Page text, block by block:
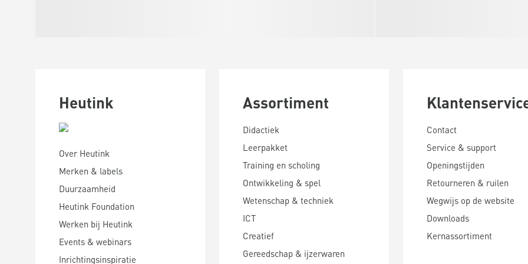
Heutink
Over Heutink
Merken & labels
Duurzaamheid
Heutink Foundation
Werken bij Heutink
Events & webinars
Inrichtingsinspiratie
Assortiment
Didactiek
Leerpakket
Training en scholing
Ontwikkeling & spel
Wetenschap & techniek
ICT
Creatief
Gereedschap & ijzerwaren
Contact
Service & support
Openingstijden
Retourneren & ruilen
Wegwijs op de website
Downloads
Kernassortiment